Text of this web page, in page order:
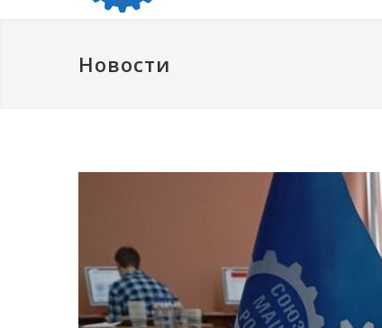
Новости